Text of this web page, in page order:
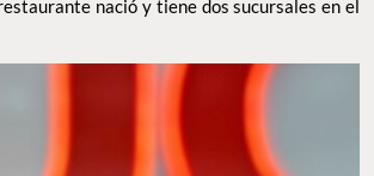
nació y tiene dos sucursales en el